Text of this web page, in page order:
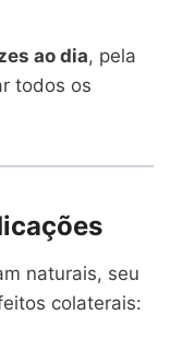
ao dia, pela
todos os
naturais, seu
colaterais: